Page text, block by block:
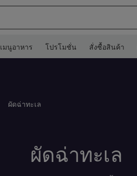
เมนูอาหาร โปรโมชั่น สั่งซื้อสินค้า
ผัดฉ่าทะเล
ผัดฉ่าทะเล